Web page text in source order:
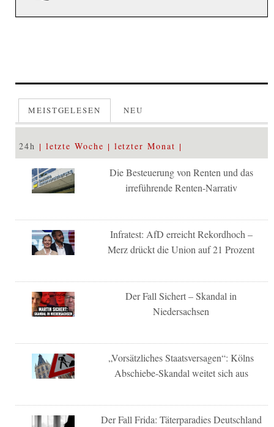
MEISTGELESEN NEU
24h letzte Woche letzter Monat
Die Besteuerung von Renten und das
irreführende Renten-Narrativ
Infratest: AfD erreicht Rekordhoch –
Merz drückt die Union auf 21 Prozent
Der Fall Sichert – Skandal in
Niedersachsen
„Vorsätzliches Staatsversagen“: Kölns
Abschiebe-Skandal weitet sich aus
Der Fall Frida: Täterparadies Deutschland